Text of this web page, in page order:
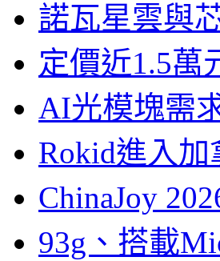
諾瓦星雲與
定價近1.5萬
AI光模塊需
Rokid進入
ChinaJoy
93g、搭載